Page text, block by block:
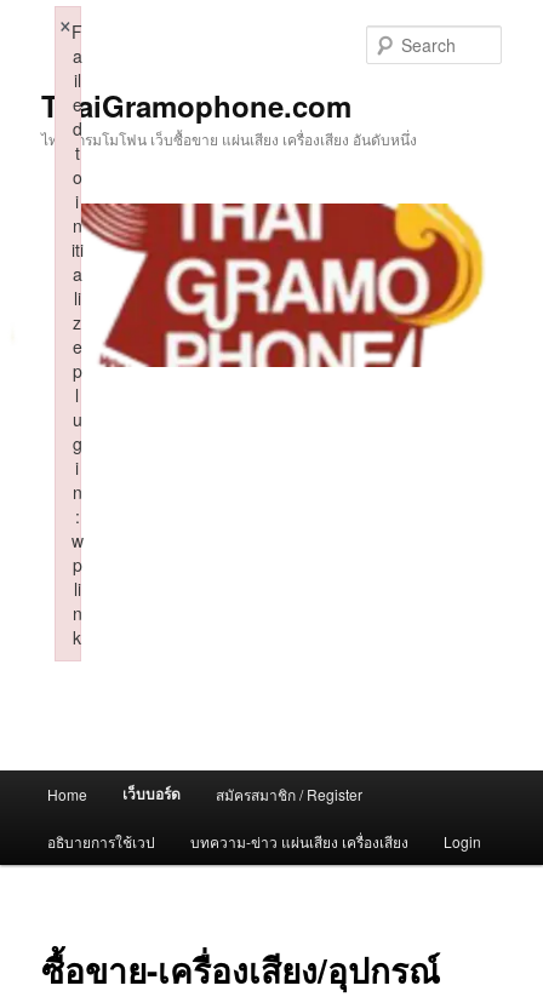
ThaiGramophone.com
ไทยแกรมโมโฟน เว็บซื้อขาย แผ่นเสียง เครื่องเสียง อันดับหนึ่ง
Home เว็บบอร์ด สมัครสมาชิก / Register
อธิบายการใช้เวป บทความ-ข่าว แผ่นเสียง เครื่องเสียง Login
ซื้อขาย-เครื่องเสียง/อุปกรณ์
F
a
il
e
d
t
o
i
n
iti
a
li
z
e
p
l
u
g
i
n
:
w
p
li
n
k
×
Failed to initialize plugin: wplink